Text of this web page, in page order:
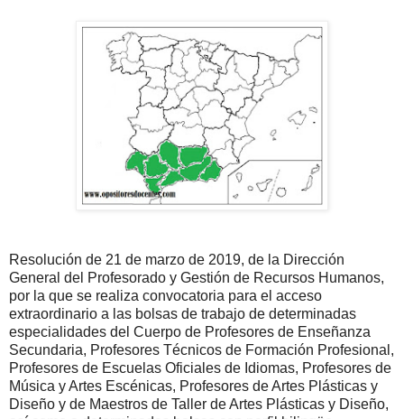
Resolución de 21 de marzo de 2019, de la Dirección
General del Profesorado y Gestión de Recursos Humanos,
por la que se realiza convocatoria para el acceso
extraordinario a las bolsas de trabajo de determinadas
especialidades del Cuerpo de Profesores de Enseñanza
Secundaria, Profesores Técnicos de Formación Profesional,
Profesores de Escuelas Oficiales de Idiomas, Profesores de
Música y Artes Escénicas, Profesores de Artes Plásticas y
Diseño y de Maestros de Taller de Artes Plásticas y Diseño,